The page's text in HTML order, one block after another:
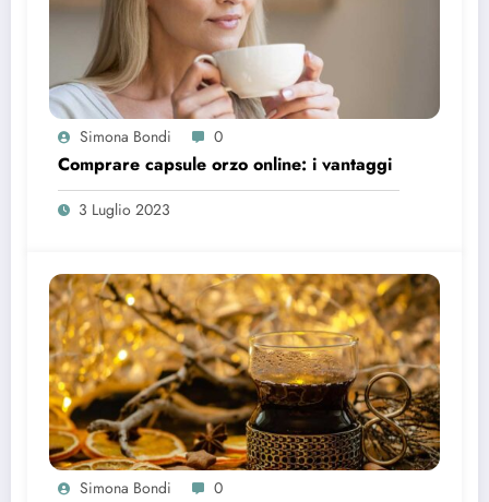
Simona Bondi 0
Comprare capsule orzo online: i vantaggi
3 Luglio 2023
Simona Bondi 0